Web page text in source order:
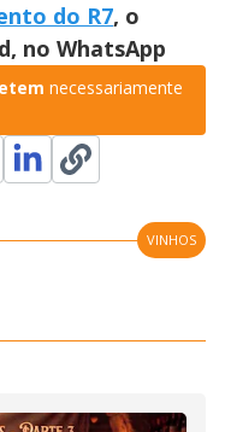
do R7, o
no WhatsApp
necessariamente
VINHOS